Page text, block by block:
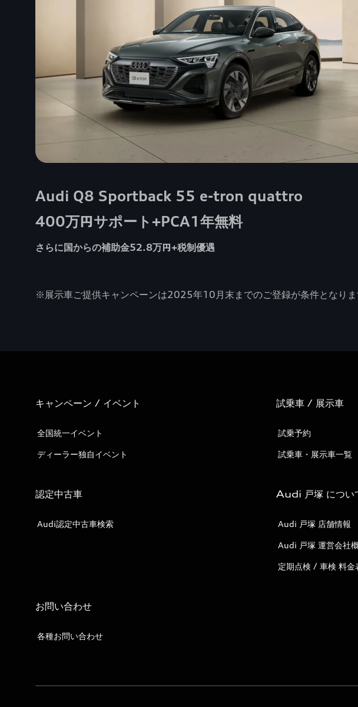
Audi Q8 Sportback 55 e-tron quattro
400万円サポート+PCA1年無料
さらに国からの補助金52.8万円+税制優遇
※展示車ご提供キャンペーンは2025年10月末までのご登録が条件となりま
キャンペーン / イベント
全国統一イベント
ディーラー独自イベント
試乗車 / 展示車
試乗予約
試乗車・展示車一覧
認定中古車
Audi認定中古車検索
Audi 戸塚 につい
Audi 戸塚 店舗情報
Audi 戸塚 運営会社
定期点検 / 車検 料金
お問い合わせ
各種お問い合わせ